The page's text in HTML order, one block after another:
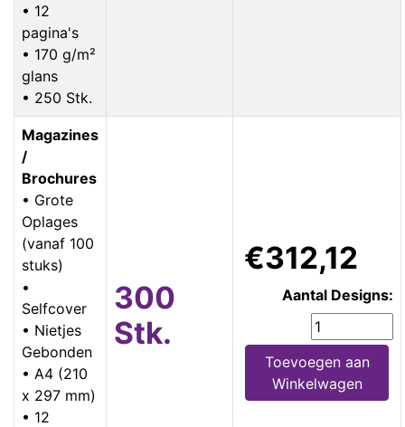
• 12
pagina's
• 170 g/m²
glans
• 250 Stk.
Magazines
/
Brochures
• Grote
Oplages
(vanaf 100
stuks)
•
Selfcover
• Nietjes
Gebonden
• A4 (210
x 297 mm)
• 12
300
Stk.
€312,12
Aantal Designs:
Toevoegen aan
Winkelwagen